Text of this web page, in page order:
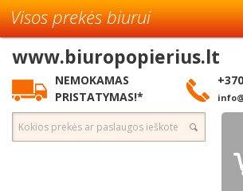
Visos prekės biurui
www.biuropopierius.lt
NEMOKAMAS
PRISTATYMAS!*